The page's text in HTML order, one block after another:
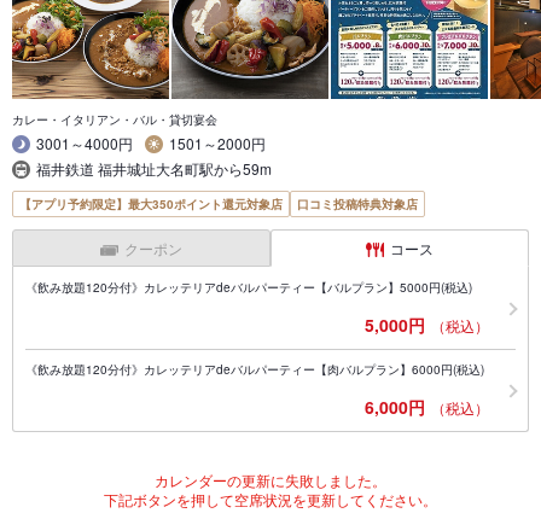
カレー・イタリアン・バル・貸切宴会
3001～4000円
1501～2000円
福井鉄道 福井城址大名町駅から59m
【アプリ予約限定】最大350ポイント還元対象店 口コミ投稿特典対象店
クーポン コース
《飲み放題120分付》カレッテリアdeバルパーティー【バルプラン】5000円(税込)
5,000円 （税込）
《飲み放題120分付》カレッテリアdeバルパーティー【肉バルプラン】6000円(税込)
6,000円 （税込）
カレンダーの更新に失敗しました。
下記ボタンを押して空席状況を更新してください。